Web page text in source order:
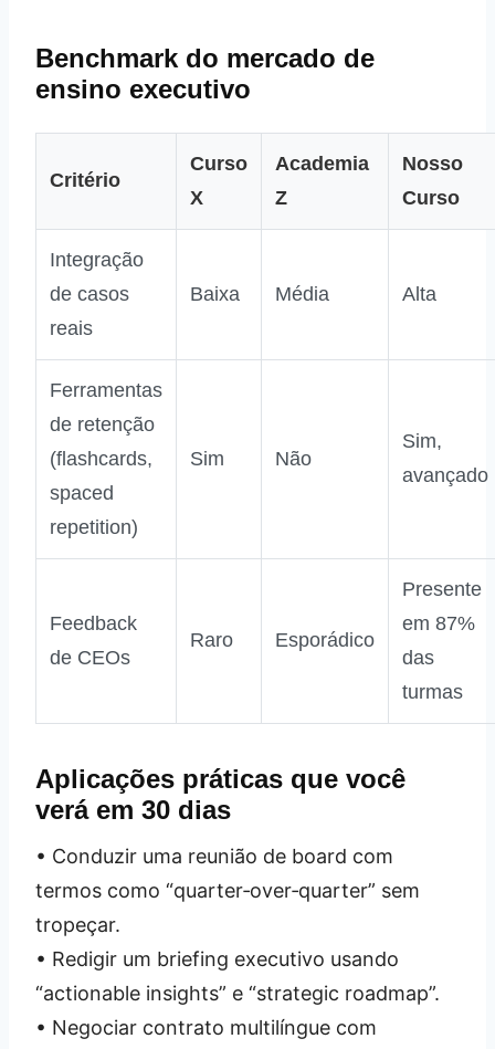
Benchmark do mercado de
ensino executivo
Critério
Curso
X
Academia
Z
Nosso
Curso
Integração
de casos
reais
Baixa Média Alta
Ferramentas
de retenção
(flashcards,
spaced
repetition)
Sim Não
Sim,
avançado
Feedback
de CEOs
Raro Esporádico
Presente
em 87%
das
turmas
Aplicações práticas que você
verá em 30 dias
• Conduzir uma reunião de board com
termos como “quarter‑over‑quarter” sem
tropeçar.
• Redigir um briefing executivo usando
“actionable insights” e “strategic roadmap”.
• Negociar contrato multilíngue com